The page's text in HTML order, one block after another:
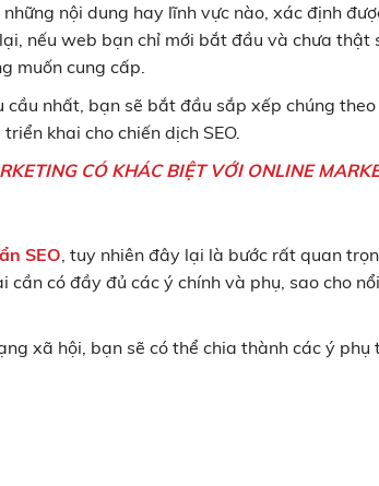
nội dung hay lĩnh vực nào, xác định
nếu web bạn chỉ mới bắt đầu và chưa thật
muốn cung cấp.
nhất, bạn sẽ bắt đầu sắp xếp chúng
khai cho chiến dịch SEO.
CÓ KHÁC BIỆT VỚI ONLINE
SEO, tuy nhiên đây lại là bước rất quan
có đầy đủ các ý chính và phụ, sao cho
xã hội, bạn sẽ có thể chia thành các ý phụ